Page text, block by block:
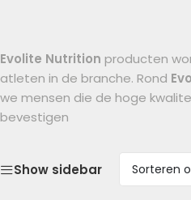
Evolite Nutrition producten
atleten in de branche. Rond
we mensen die de hoge
bevestigen
Show sidebar